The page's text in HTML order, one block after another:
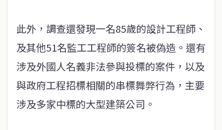
此外，調查還發現一名85歲的設計工程師、
及其他51名監工工程師的簽名被偽造。還有
涉及外國人名義非法參與投標的案件，以及
與政府工程招標相關的串標舞弊行為，主要
涉及多家中標的大型建築公司。